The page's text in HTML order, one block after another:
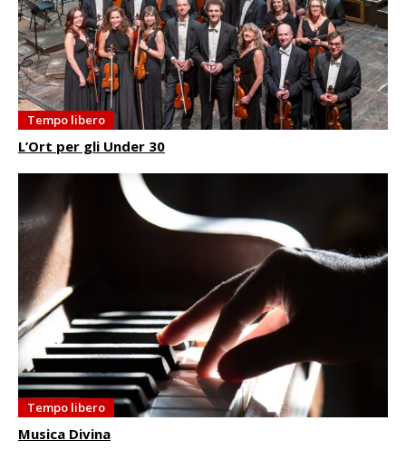
Tempo libero
L’Ort per gli Under 30
Tempo libero
Musica Divina